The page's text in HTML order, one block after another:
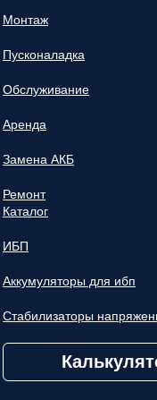
Монтаж
Пусконаладка
Обслуживание
Аренда
Замена АКБ
Ремонт
Каталог
ИБП
Аккумуляторы для ибп
Стабилизаторы